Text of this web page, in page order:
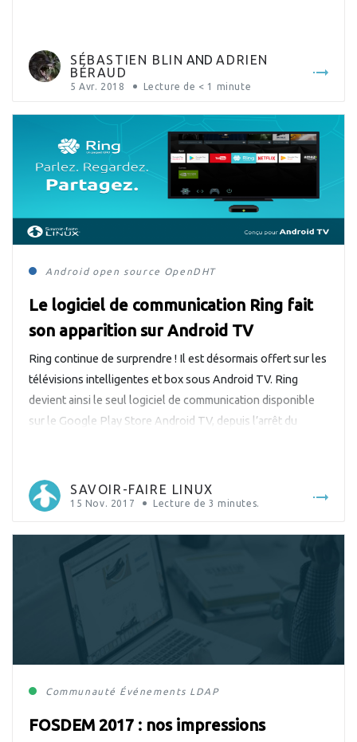
de nouveaux messages ou appels lorsque son téléphone
intelligent […]
SÉBASTIEN BLIN ANDADRIEN
BÉRAUD
5 Avr. 2018 Lecture de < 1 minute
Android open source OpenDHT
Le logiciel de communication Ring fait
son apparition sur Android TV
Ring continue de surprendre ! Il est désormais offert sur les
télévisions intelligentes et box sous Android TV. Ring
devient ainsi le seul logiciel de communication disponible
sur le Google Play Store Android TV, depuis l’arrêt du
SAVOIR-FAIRE LINUX
15 Nov. 2017 Lecture de 3 minutes.
Communauté Événements LDAP
FOSDEM 2017 : nos impressions